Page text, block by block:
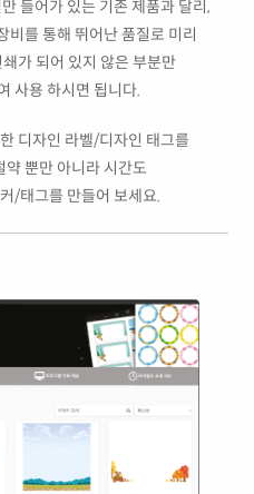
들어가 있는 기존 제품과 달리,
비를 통해 뛰어난 품질로 미리
가 되어 있지 않은 부분만
사용 하시면 됩니다.
디자인 라벨/디자인 태그를
약 뿐만 아니라 시간도
/태그를 만들어 보세요.